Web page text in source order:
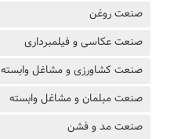
صنعت روغن
صنعت عکاسی و فیلمبرداری
صنعت کشاورزی و مشاغل وابسته
صنعت مبلمان و مشاغل وابسته
صنعت مد و فشن